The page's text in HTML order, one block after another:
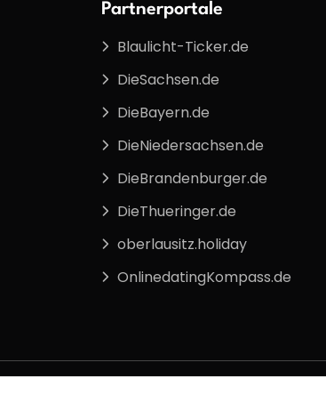
Partnerportale
Blaulicht-Ticker.de
DieSachsen.de
DieBayern.de
DieNiedersachsen.de
DieBrandenburger.de
DieThueringer.de
oberlausitz.holiday
OnlinedatingKompass.de